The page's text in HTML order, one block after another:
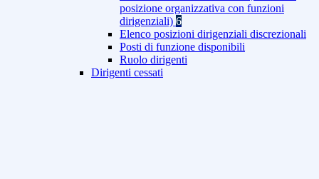
posizione organizzativa con funzioni
dirigenziali) 6
Elenco posizioni dirigenziali discrezionali
Posti di funzione disponibili
Ruolo dirigenti
Dirigenti cessati